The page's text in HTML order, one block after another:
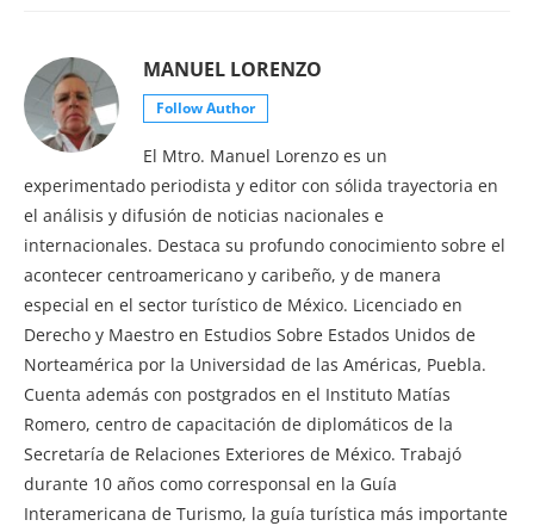
MANUEL LORENZO
Follow Author
El Mtro. Manuel Lorenzo es un
experimentado periodista y editor con sólida trayectoria en
el análisis y difusión de noticias nacionales e
internacionales. Destaca su profundo conocimiento sobre el
acontecer centroamericano y caribeño, y de manera
especial en el sector turístico de México. Licenciado en
Derecho y Maestro en Estudios Sobre Estados Unidos de
Norteamérica por la Universidad de las Américas, Puebla.
Cuenta además con postgrados en el Instituto Matías
Romero, centro de capacitación de diplomáticos de la
Secretaría de Relaciones Exteriores de México. Trabajó
durante 10 años como corresponsal en la Guía
Interamericana de Turismo, la guía turística más importante